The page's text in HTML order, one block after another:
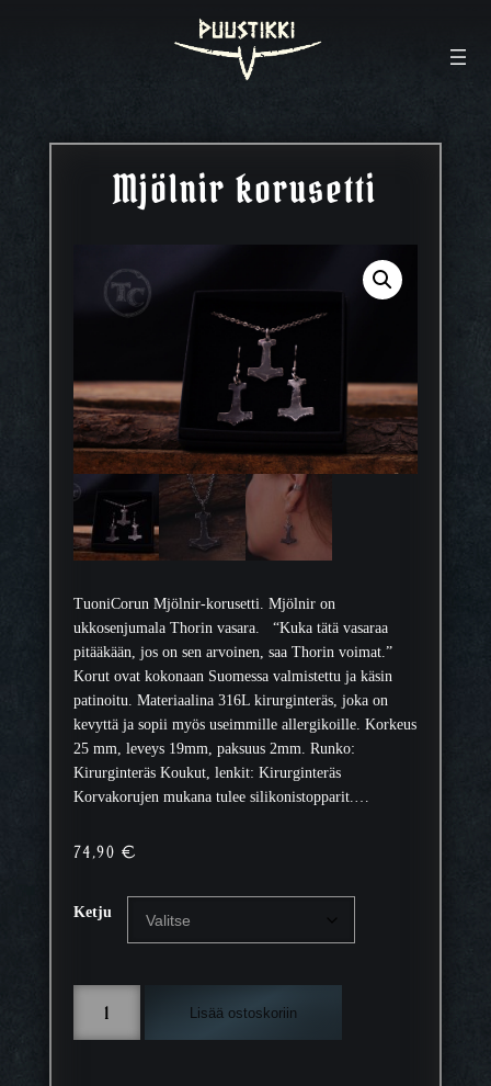
Mjölnir korusetti
TuoniCorun Mjölnir-korusetti. Mjölnir on
ukkosenjumala Thorin vasara. “Kuka tätä vasaraa
pitääkään, jos on sen arvoinen, saa Thorin voimat.”
Korut ovat kokonaan Suomessa valmistettu ja käsin
patinoitu. Materiaalina 316L kirurginteräs, joka on
kevyttä ja sopii myös useimmille allergikoille. Korkeus
25 mm, leveys 19mm, paksuus 2mm. Runko:
Kirurginteräs Koukut, lenkit: Kirurginteräs
Korvakorujen mukana tulee silikonistopparit.…
74,90 €
Ketju
ö
Lisää ostoskoriin